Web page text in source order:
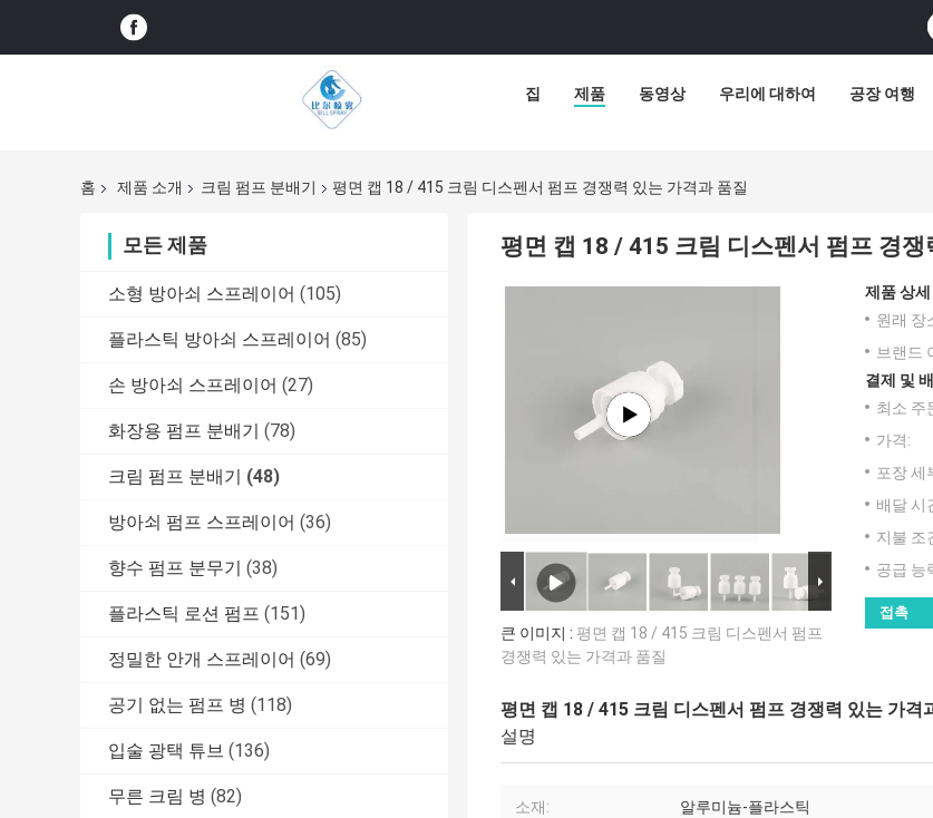
집 제품 동영상 우리에 대하여 공장 여행
홈 제품 소개 크림 펌프 분배기 평면 캡 18 / 415 크림 디스펜서 펌프 경쟁력 있는 가격과 품질
모든 제품
소형 방아쇠 스프레이어 (105)
플라스틱 방아쇠 스프레이어 (85)
손 방아쇠 스프레이어 (27)
화장용 펌프 분배기 (78)
크림 펌프 분배기 (48)
방아쇠 펌프 스프레이어 (36)
향수 펌프 분무기 (38)
플라스틱 로션 펌프 (151)
정밀한 안개 스프레이어 (69)
공기 없는 펌프 병 (118)
입술 광택 튜브 (136)
무른 크림 병 (82)
평면 캡 18 / 415 크림 디스펜서 펌프 경쟁
큰 이미지 : 평면 캡 18 / 415 크림 디스펜서 펌프
경쟁력 있는 가격과 품질
제품 상
원래 장
브랜드
결제 및
최소 주
가격:
포장 세
배달 시
지불 조
공급 능
접촉
평면 캡 18 / 415 크림 디스펜서 펌프 경쟁력 있는 가격
설명
소재: 알루미늄-플라스틱